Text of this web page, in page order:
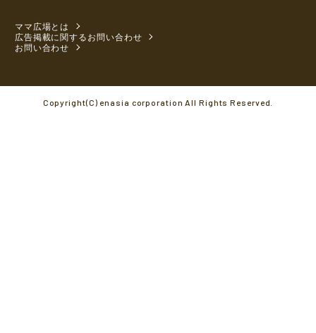
ママ広場とは
広告掲載に関するお問い合わせ
お問い合わせ
Copyright(C) enasia corporation All Rights Reserved.